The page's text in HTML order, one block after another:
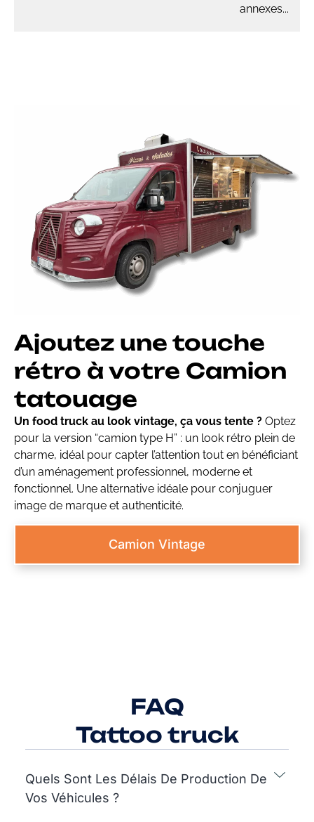
annexes...
Ajoutez une touche
rétro à votre Camion
tatouage
Un food truck au look vintage, ça vous tente ? Optez
pour la version “camion type H” : un look rétro plein de
charme, idéal pour capter l’attention tout en bénéficiant
d’un aménagement professionnel, moderne et
fonctionnel. Une alternative idéale pour conjuguer
image de marque et authenticité.
Camion Vintage
FAQ
Tattoo truck
Quels Sont Les Délais De Production De
Vos Véhicules ?